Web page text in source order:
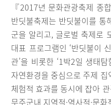
『2017년 문화관광축제 종
반딧불축제는 반딧불이를 통
군을 알리고, 글로벌 축제로
대표 프로그램인 ‘반딧불이
관’을 비롯한 ‘1박2일 생태
자연환경을 중심으로 주제
체험적 효과를 동시에 잡아
무주군내 지역적·역사적·문